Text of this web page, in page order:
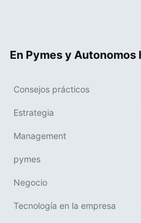
En Pymes y Autonomos
Consejos prácticos
Estrategia
Management
pymes
Negocio
Tecnología en la empresa